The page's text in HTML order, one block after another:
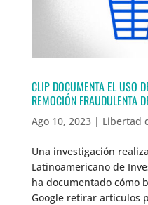
CLIP DOCUMENTA EL USO
REMOCIÓN FRAUDULENTA
Ago 10, 2023| Libertad
Una investigación
Latinoamericano de
ha documentado cómo
Google retirar artículos